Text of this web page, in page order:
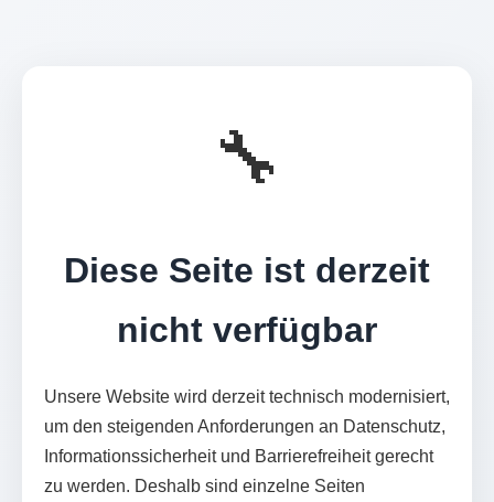
🔧
Diese Seite ist derzeit
nicht verfügbar
Unsere Website wird derzeit technisch modernisiert,
um den steigenden Anforderungen an Datenschutz,
Informationssicherheit und Barrierefreiheit gerecht
zu werden. Deshalb sind einzelne Seiten